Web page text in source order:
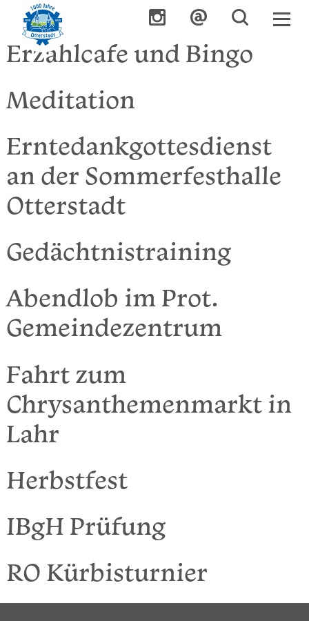
Erzählcafe und Bingo
Meditation
Erntedankgottesdienst
an der Sommerfesthalle
Otterstadt
Gedächtnistraining
Abendlob im Prot.
Gemeindezentrum
Fahrt zum
Chrysanthemenmarkt in
Lahr
Herbstfest
IBgH Prüfung
RO Kürbisturnier